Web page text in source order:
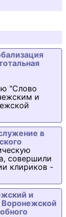
"Слово
и
в
совершили
клириков -
и
Воронежской